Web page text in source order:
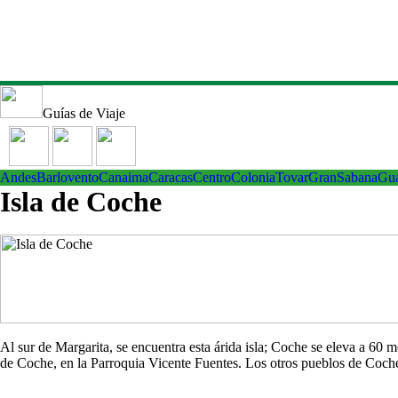
Guías de Viaje
AndesBarloventoCanaimaCaracasCentroColoniaTovarGranSabana
Isla de Coche
Al sur de Margarita, se encuentra esta árida isla; Coche se eleva a
de Coche, en la Parroquia Vicente Fuentes. Los otros pueblos de